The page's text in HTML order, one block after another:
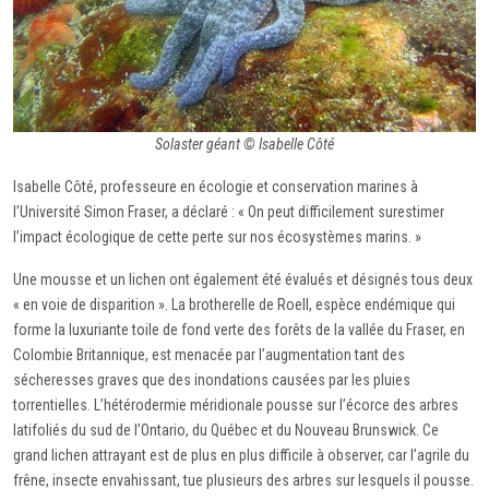
Solaster géant © Isabelle Côté
Isabelle Côté, professeure en écologie et conservation marines à
l’Université Simon Fraser, a déclaré : « On peut difficilement surestimer
l’impact écologique de cette perte sur nos écosystèmes marins. »
Une mousse et un lichen ont également été évalués et désignés tous deux
« en voie de disparition ». La brotherelle de Roell, espèce endémique qui
forme la luxuriante toile de fond verte des forêts de la vallée du Fraser, en
Colombie Britannique, est menacée par l’augmentation tant des
sécheresses graves que des inondations causées par les pluies
torrentielles. L’hétérodermie méridionale pousse sur l’écorce des arbres
latifoliés du sud de l’Ontario, du Québec et du Nouveau Brunswick. Ce
grand lichen attrayant est de plus en plus difficile à observer, car l’agrile du
frêne, insecte envahissant, tue plusieurs des arbres sur lesquels il pousse.